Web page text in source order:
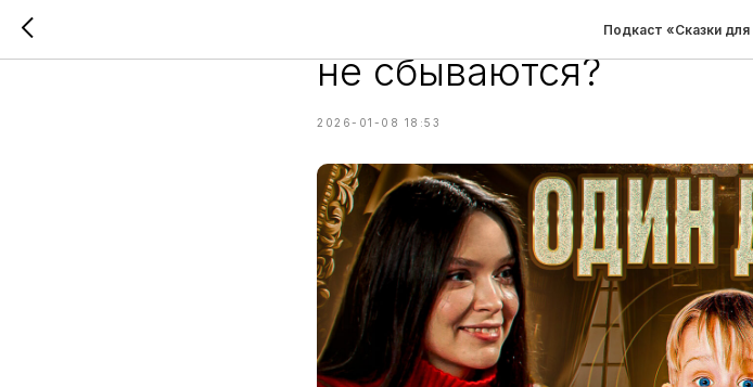
Подкаст «Сказки
Один дома: почему
не сбываются?
2026-01-08 18:53